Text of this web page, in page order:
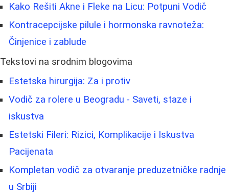
Kako Rešiti Akne i Fleke na Licu: Potpuni Vodič
Kontracepcijske pilule i hormonska ravnoteža:
Činjenice i zablude
Tekstovi na srodnim blogovima
Estetska hirurgija: Za i protiv
Vodič za rolere u Beogradu - Saveti, staze i
iskustva
Estetski Fileri: Rizici, Komplikacije i Iskustva
Pacijenata
Kompletan vodič za otvaranje preduzetničke radnje
u Srbiji